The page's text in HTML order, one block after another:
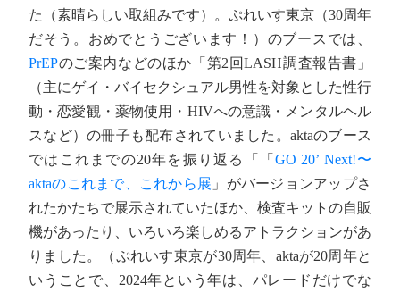
た（素晴らしい取組みです）。ぷれいす東京（30周年
だそう。おめでとうございます！）のブースでは、
PrEPのご案内などのほか「第2回LASH調査報告書」
（主にゲイ・バイセクシュアル男性を対象とした性行
動・恋愛観・薬物使用・HIVへの意識・メンタルヘル
スなど）の冊子も配布されていました。aktaのブース
ではこれまでの20年を振り返る「「GO 20’ Next!〜
aktaのこれまで、これから展 」がバージョンアップさ
れたかたちで展示されていたほか、検査キットの自販
機があったり、いろいろ楽しめるアトラクションがあ
りました。（ぷれいす東京が30周年、aktaが20周年と
いうことで、2024年という年は、パレードだけでな